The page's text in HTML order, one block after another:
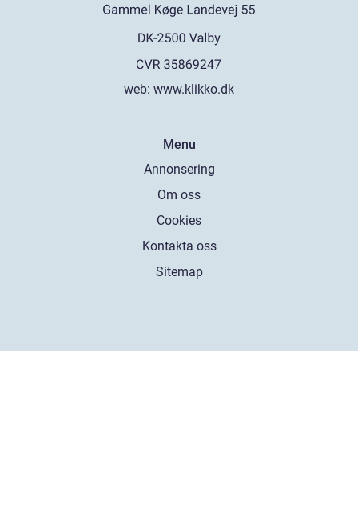
web: www.klikko.dk
Menu
Annonsering
Om oss
Cookies
Kontakta oss
Sitemap